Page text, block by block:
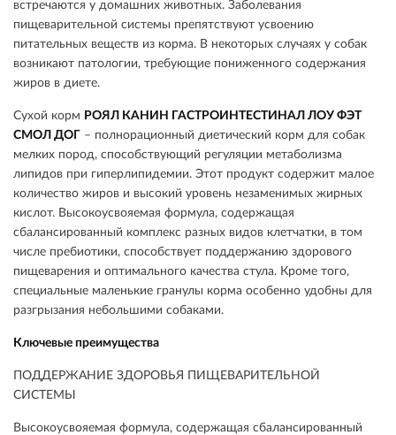
встречаются у домашних животных. Заболевания
пищеварительной системы препятствуют усвоению
питательных веществ из корма. В некоторых случаях у собак
возникают патологии, требующие пониженного содержания
жиров в диете.
Сухой корм РОЯЛ КАНИН ГАСТРОИНТЕСТИНАЛ ЛОУ ФЭТ
СМОЛ ДОГ – полнорационный диетический корм для собак
мелких пород, способствующий регуляции метаболизма
липидов при гиперлипидемии. Этот продукт содержит малое
количество жиров и высокий уровень незаменимых жирных
кислот. Высокоусвояемая формула, содержащая
сбалансированный комплекс разных видов клетчатки, в том
числе пребиотики, способствует поддержанию здорового
пищеварения и оптимального качества стула. Кроме того,
специальные маленькие гранулы корма особенно удобны для
разгрызания небольшими собаками.
Ключевые преимущества
ПОДДЕРЖАНИЕ ЗДОРОВЬЯ ПИЩЕВАРИТЕЛЬНОЙ
СИСТЕМЫ
Высокоусвояемая формула, содержащая сбалансированный